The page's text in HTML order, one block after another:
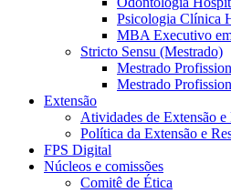
Psicologia Clínica
MBA Executivo
Stricto Sensu (Mestrado)
Mestrado
Mestrado
Extensão
Atividades de Extensão e
Política da Extensão e
FPS Digital
Núcleos e comissões
Comitê de Ética